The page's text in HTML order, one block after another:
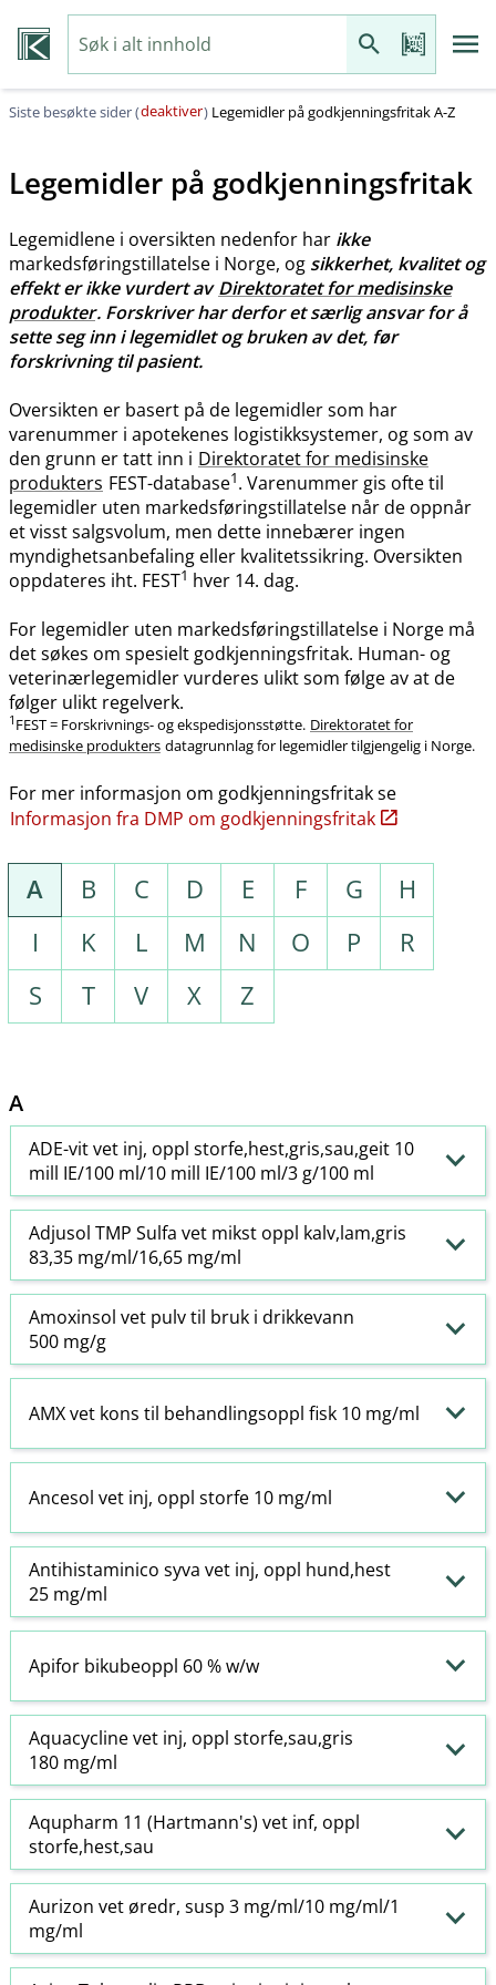
Siste besøkte sider (deaktiver) Legemidler på godkjenningsfritak A-Z
Legemidler på godkjenningsfritak
Legemidlene i oversikten nedenfor har ikke
markedsføringstillatelse i Norge, og sikkerhet, kvalitet og
effekt er ikke vurdert avDirektoratet for medisinske
produkter. Forskriver har derfor et særlig ansvar for å
sette seg inn i legemidlet og bruken av det, før
forskrivning til pasient.
Oversikten er basert på de legemidler som har
varenummer i apotekenes logistikksystemer, og som av
den grunn er tatt inn i Direktoratet for medisinske
produkters FEST-database1. Varenummer gis ofte til
legemidler uten markedsføringstillatelse når de oppnår
et visst salgsvolum, men dette innebærer ingen
myndighetsanbefaling eller kvalitetssikring. Oversikten
oppdateres iht. FEST1 hver 14. dag.
For legemidler uten markedsføringstillatelse i Norge må
det søkes om spesielt godkjenningsfritak. Human- og
veterinærlegemidler vurderes ulikt som følge av at de
følger ulikt regelverk.
1 FEST = Forskrivnings- og ekspedisjonsstøtte. Direktoratet for
medisinske produkters datagrunnlag for legemidler tilgjengelig i Norge.
For mer informasjon om godkjenningsfritak se
Informasjon fra DMP om godkjenningsfritak
A B C D E F G
H
I
K L M N O P
R
S
T V X Z
A
ADE-vit vet inj, oppl storfe,hest,gris,sau,geit 10
mill IE/100 ml/10 mill IE/100 ml/3 g/100 ml
Adjusol TMP Sulfa vet mikst oppl kalv,lam,gris
83,35 mg/ml/16,65 mg/ml
Amoxinsol vet pulv til bruk i drikkevann
500 mg/g
AMX vet kons til behandlingsoppl fisk 10 mg/ml
Ancesol vet inj, oppl storfe 10 mg/ml
Antihistaminico syva vet inj, oppl hund,hest
25 mg/ml
Apifor bikubeoppl 60 % w​/​w
Aquacycline vet inj, oppl storfe,sau,gris
180 mg/ml
Aqupharm 11 (Hartmann's) vet inf, oppl
storfe,hest,sau
Aurizon vet øredr, susp 3 mg/ml/10 mg/ml/1
mg/ml